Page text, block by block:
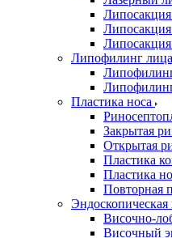
Липосакция
Липофилинг лица
Пластика носа
Закрытая
Открытая
Пластика
Пластика
Повторная
Височно-
Височный